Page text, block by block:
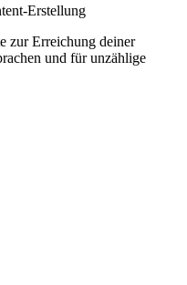
Erstellung
zur Erreichung deiner
und für unzählige